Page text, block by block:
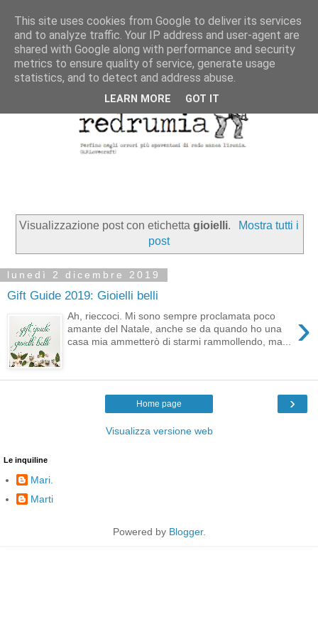
Visualizzazione post con etichettagioielli.
Mostra tutti i
post
lunedì 2 dicembre 2019
Gift Guide 2019: Gioielli belli
›
Ah, rieccoci. Mi sono sempre proclamata poco
amante del Natale, anche se da quando ho una
casa mia ammetterò di starmi rammollendo, ma...
›
Home page
Visualizza versione web
Le inquiline
Mari.
Marti
Powered by Blogger.
This site uses cookies from Google to deliver its services
and to analyze traffic. Your IP address and user-agent are
shared with Google along with performance and security
metrics to ensure quality of service, generate usage
statistics, and to detect and address abuse.
LEARN MORE GOT IT